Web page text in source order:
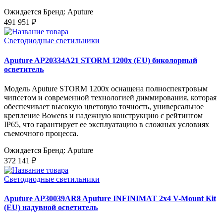
Ожидается Бренд: Aputure
491 951 ₽
Светодиодные светильники
Aputure AP20334A21 STORM 1200x (EU) биколорный
осветитель
Модель Aputure STORM 1200x оснащена полноспектровым
чипсетом и современной технологией диммирования, которая
обеспечивает высокую цветовую точность, универсальное
крепление Bowens и надежную конструкцию с рейтингом
IP65, что гарантирует ее эксплуатацию в сложных условиях
съемочного процесса.
Ожидается Бренд: Aputure
372 141 ₽
Светодиодные светильники
Aputure AP30039AR8 Aputure INFINIMAT 2x4 V-Mount Kit
(EU) надувной осветитель